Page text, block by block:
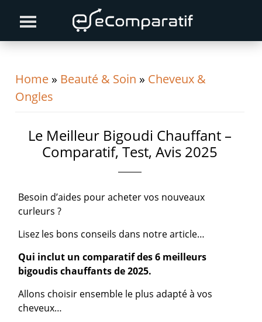
primary
content
primary
Home » Beauté & Soin » Cheveux &
Ongles
Le Meilleur Bigoudi Chauffant –
Comparatif, Test, Avis 2025
Besoin d’aides pour acheter vos nouveaux
curleurs ?
Lisez les bons conseils dans notre article…
Qui inclut un comparatif des 6 meilleurs
bigoudis chauffants de 2025.
Allons choisir ensemble le plus adapté à vos
cheveux…